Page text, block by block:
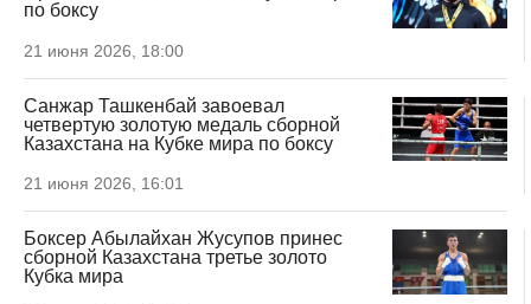
по боксу
21 июня 2026, 18:00
Санжар Ташкенбай завоевал
четвертую золотую медаль сборной
Казахстана на Кубке мира по боксу
21 июня 2026, 16:01
Боксер Абылайхан Жусупов принес
сборной Казахстана третье золото
Кубка мира